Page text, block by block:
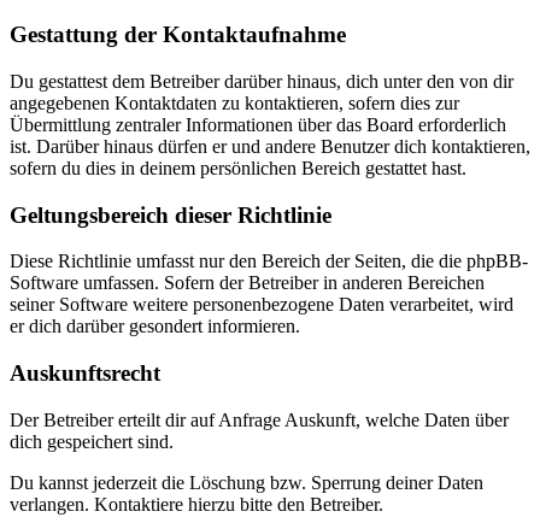
Gestattung der Kontaktaufnahme
Du gestattest dem Betreiber darüber hinaus, dich unter den von dir
angegebenen Kontaktdaten zu kontaktieren, sofern dies zur
Übermittlung zentraler Informationen über das Board erforderlich
ist. Darüber hinaus dürfen er und andere Benutzer dich kontaktieren,
sofern du dies in deinem persönlichen Bereich gestattet hast.
Geltungsbereich dieser Richtlinie
Diese Richtlinie umfasst nur den Bereich der Seiten, die die phpBB-
Software umfassen. Sofern der Betreiber in anderen Bereichen
seiner Software weitere personenbezogene Daten verarbeitet, wird
er dich darüber gesondert informieren.
Auskunftsrecht
Der Betreiber erteilt dir auf Anfrage Auskunft, welche Daten über
dich gespeichert sind.
Du kannst jederzeit die Löschung bzw. Sperrung deiner Daten
verlangen. Kontaktiere hierzu bitte den Betreiber.